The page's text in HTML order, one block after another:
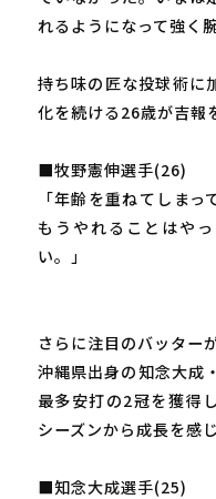
れるようになって強く
持ち味の匠な投球術に
化を続ける26歳が吉報
■牧野憲伸選手(26)
「年齢を重ねてしまっ
もうやれることはや
い。」
さらに注目のバッター
沖縄県出身の知念大成
最多安打の2冠を獲得
シーズンから成長を感
■知念大成選手(25)